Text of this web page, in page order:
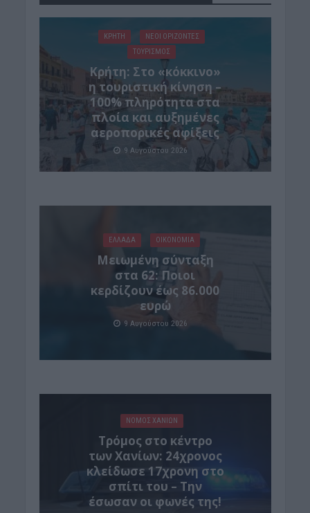
ΚΡΗΤΗ
ΝΕΟΙ ΟΡΙΖΟΝΤΕΣ
ΤΟΥΡΙΣΜΟΣ
Κρήτη: Στο «κόκκινο»
η τουριστική κίνηση –
100% πληρότητα στα
πλοία και αυξημένες
αεροπορικές αφίξεις
9 Αυγούστου 2026
ΕΛΛΑΔΑ ΟΙΚΟΝΟΜΙΑ
Μειωμένη σύνταξη
στα 62: Ποιοι
κερδίζουν έως 86.000
ευρώ
9 Αυγούστου 2026
ΝΟΜΌΣ ΧΑΝΊΩΝ
Τρόμος στο κέντρο
των Χανίων: 24χρονος
κλείδωσε 17χρονη στο
σπίτι του – Την
έσωσαν οι φωνές της!